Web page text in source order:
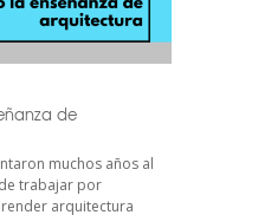
de
muchos años al
trabajar por
arquitectura